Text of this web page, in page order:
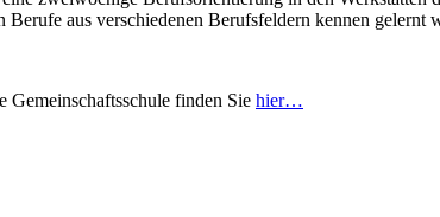
aus verschiedenen Berufsfeldern kennen gelernt
Gemeinschaftsschule finden Sie hier…